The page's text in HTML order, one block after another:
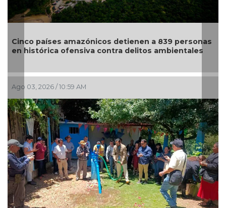
Cinco países amazónicos detienen a 839 personas
en histórica ofensiva contra delitos ambientales
Ago 03, 2026 / 10:59 AM